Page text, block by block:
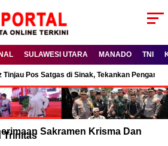
SULAWESI UTARA MANADO TNI
Tinjau Pos Satgas di Sinak, Tekankan
Sakramen Krisma Dan
Trinitas